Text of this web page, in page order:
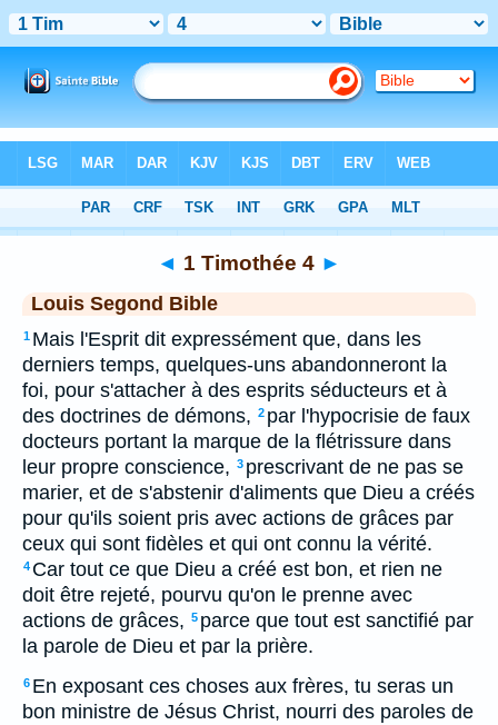
> 1 Timothée 4
◄ 1 Timothée 4 ►
Louis Segond Bible
1 Mais l'Esprit dit expressément que, dans les
derniers temps, quelques-uns abandonneront la
foi, pour s'attacher à des esprits séducteurs et à
des doctrines de démons, 2 par l'hypocrisie de faux
docteurs portant la marque de la flétrissure dans
leur propre conscience, 3 prescrivant de ne pas se
marier, et de s'abstenir d'aliments que Dieu a créés
pour qu'ils soient pris avec actions de grâces par
ceux qui sont fidèles et qui ont connu la vérité.
4 Car tout ce que Dieu a créé est bon, et rien ne
doit être rejeté, pourvu qu'on le prenne avec
actions de grâces, 5 parce que tout est sanctifié par
la parole de Dieu et par la prière.
6 En exposant ces choses aux frères, tu seras un
bon ministre de Jésus Christ, nourri des paroles de